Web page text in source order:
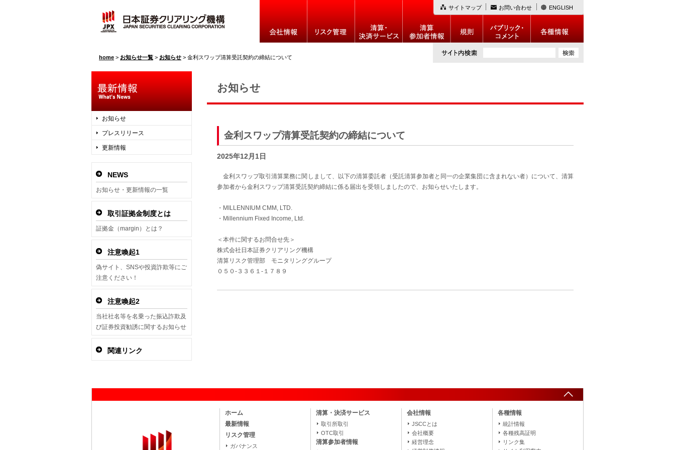
サイトマップ お問い合わせ ENGLISH
home > お知らせ一覧 > お知らせ > 金利スワップ清算受託契約の締結について
お知らせ
金利スワップ清算受託契約の締結について
2025年12月1日
金利スワップ取引清算業務に関しまして、以下の清算委託者（受託清算参加者と同一の企業集団に含まれない者）について、清算
参加者から金利スワップ清算受託契約締結に係る届出を受領しましたので、お知らせいたします。
・MILLENNIUM CMM, LTD.
・Millennium Fixed Income, Ltd.
＜本件に関するお問合せ先＞
株式会社日本証券クリアリング機構
清算リスク管理部 モニタリンググループ
０５０‐３３６１‐１７８９
お知らせ
プレスリリース
更新情報
NEWS
お知らせ・更新情報の一覧
取引証拠金制度とは
証拠金（margin）とは？
注意喚起1
偽サイト、SNSや投資詐欺等にご
注意ください！
注意喚起2
当社社名等を名乗った振込詐欺及
び証券投資勧誘に関するお知らせ
関連リンク
ホーム
最新情報
リスク管理
ガバナンス
清算・決済サービス
取引所取引
OTC取引
清算参加者情報
会社情報
JSCCとは
会社概要
経営理念
各種情報
統計情報
各種残高証明
リンク集